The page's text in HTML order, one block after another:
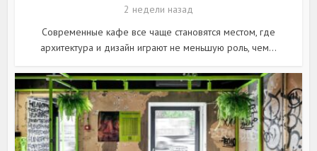
2 недели назад
Современные кафе все чаще становятся местом, где
архитектура и дизайн играют не меньшую роль, чем...